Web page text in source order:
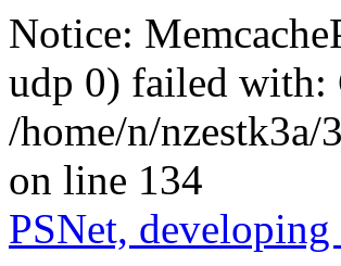
Notice:
udp 0) failed with:
/home/n/
on line 134
PSNet,